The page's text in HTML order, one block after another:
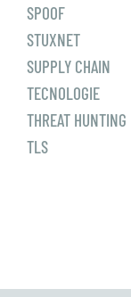
SPOOF
STUXNET
SUPPLY CHAIN
TECNOLOGIE
THREAT HUNTING
TLS